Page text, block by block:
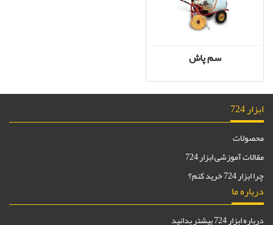
سم پاش
ابزار 724
محصولات
مقالات آموزشی ابزار 724
چرا ابزار 724 خرید کنم؟
درباره ما
درباره ابزار 724 بیشتر بدانید